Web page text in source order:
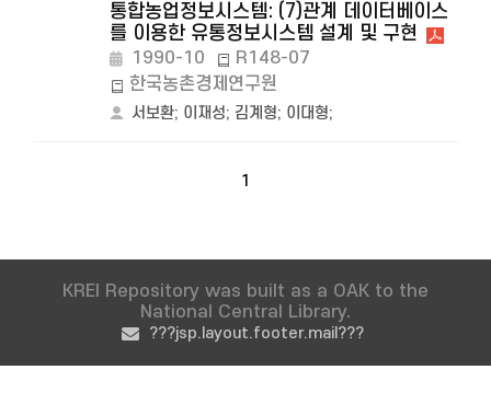
통합농업정보시스템: (7)관계 데이터베이스
를 이용한 유통정보시스템 설계 및 구현
1990-10
R148-07
한국농촌경제연구원
서보환; 이재성; 김계형; 이대형;
1
KREI Repository was built as a OAK to the
National Central Library.
???jsp.layout.footer.mail???